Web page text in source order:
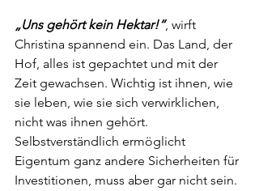
„Uns gehört kein Hektar!“, wirft
Christina spannend ein. Das Land, der
Hof, alles ist gepachtet und mit der
Zeit gewachsen. Wichtig ist ihnen, wie
sie leben, wie sie sich verwirklichen,
nicht was ihnen gehört.
Selbstverständlich ermöglicht
Eigentum ganz andere Sicherheiten für
Investitionen, muss aber gar nicht sein.